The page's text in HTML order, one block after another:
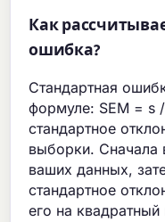
Как
ошибка?
Стандартная
формуле: SEM = s
стандартное
выборки. Сначала
ваших данных,
стандартное
его на